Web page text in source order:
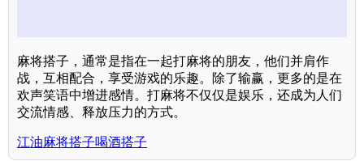
麻将搭子，通常是指在一起打麻将的朋友，他们并肩作
战，互相配合，享受游戏的乐趣。除了输赢，更多的是在
欢声笑语中增进感情。打麻将不仅仅是娱乐，还成为人们
交流情感、释放压力的方式。
江油麻将搭子喝酒搭子